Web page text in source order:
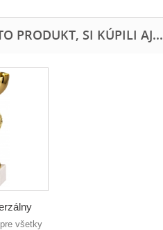
PRODUKT, SI KÚPILI AJ...
všetky